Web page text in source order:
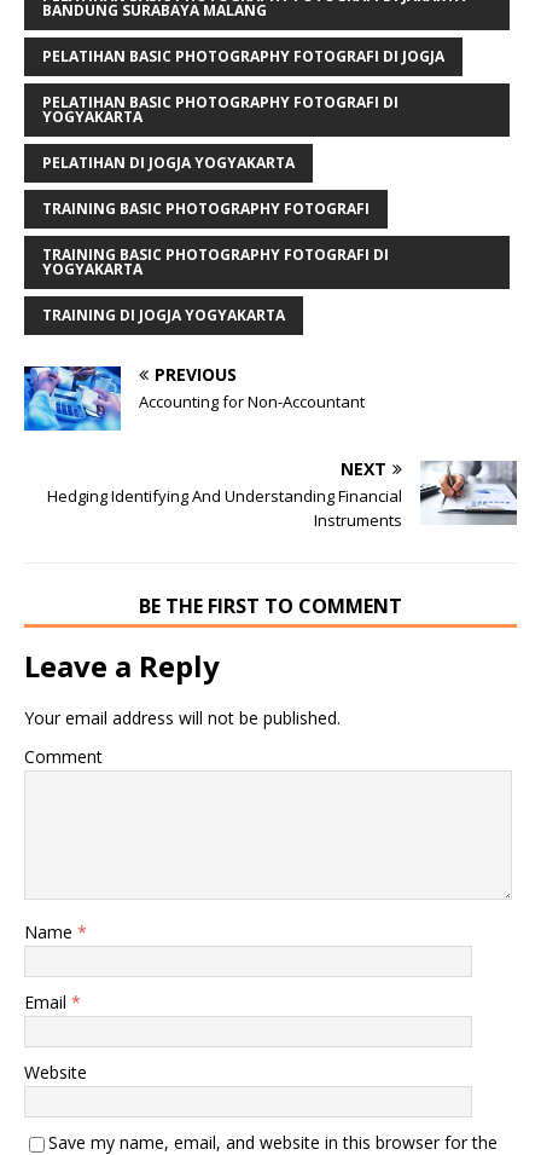
BANDUNG SURABAYA MALANG
PELATIHAN BASIC PHOTOGRAPHY FOTOGRAFI DI JOGJA
PELATIHAN BASIC PHOTOGRAPHY FOTOGRAFI DI
YOGYAKARTA
PELATIHAN DI JOGJA YOGYAKARTA
TRAINING BASIC PHOTOGRAPHY FOTOGRAFI
TRAINING BASIC PHOTOGRAPHY FOTOGRAFI DI
YOGYAKARTA
TRAINING DI JOGJA YOGYAKARTA
PREVIOUS
Accounting for Non-Accountant
NEXT
Hedging Identifying And Understanding Financial
Instruments
BE THE FIRST TO COMMENT
Leave a Reply
Your email address will not be published.
Comment
Name *
Email *
Website
Save my name, email, and website in this browser for the